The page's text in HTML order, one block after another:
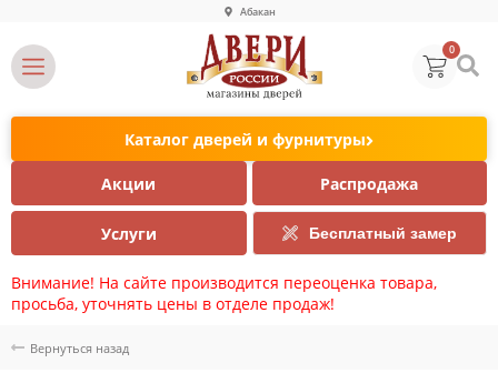
Абакан
0
Каталог дверей и фурнитуры
Акции Распродажа
Услуги Бесплатный замер
Внимание! На сайте производится переоценка товара,
просьба, уточнять цены в отделе продаж!
Вернуться назад